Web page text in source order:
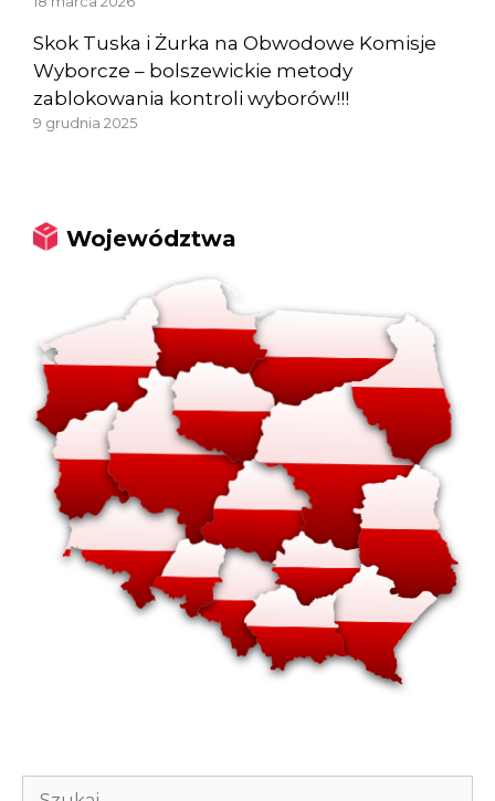
Skok Tuska i Żurka na Obwodowe Komisje
Wyborcze – bolszewickie metody
zablokowania kontroli wyborów!!!
9 grudnia 2025
Województwa
Szukaj: